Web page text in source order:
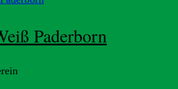
Paderborn